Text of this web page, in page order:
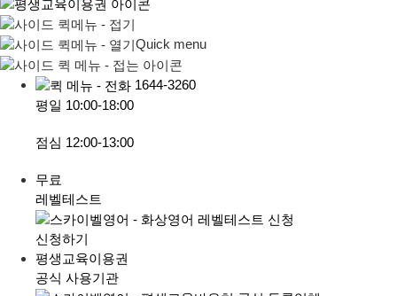
Quick menu
1644-3260
평일 10:00-18:00
점심 12:00-13:00
무료
레벨테스트
신청하기
평생교육이용권
공식 사용기관